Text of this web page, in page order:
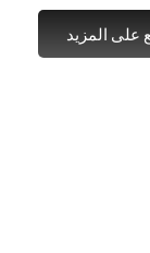
على المزيد